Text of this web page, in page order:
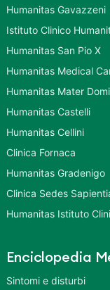
Humanitas Gavazzeni
Istituto Clinico
Humanitas San Pio X
Humanitas Medical
Humanitas Mater
Humanitas Castelli
Humanitas Cellini
Clinica Fornaca
Humanitas Gradenigo
Clinica Sedes
Humanitas Istituto
Enciclopedia
Sintomi e disturbi